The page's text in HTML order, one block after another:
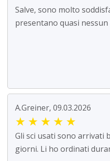
Salve, sono molto
presentano quasi
A.Greiner, 09.03.2026
★ ★ ★ ★ ★
Gli sci usati sono arrivati
giorni. Li ho ordinati